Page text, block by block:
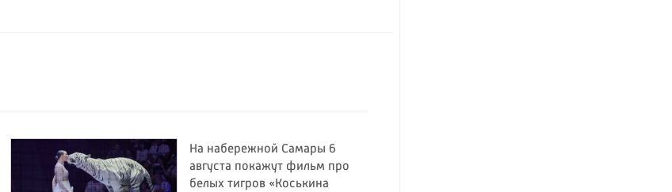
На набережной Самары 6
августа покажут фильм про
белых тигров «Коськина